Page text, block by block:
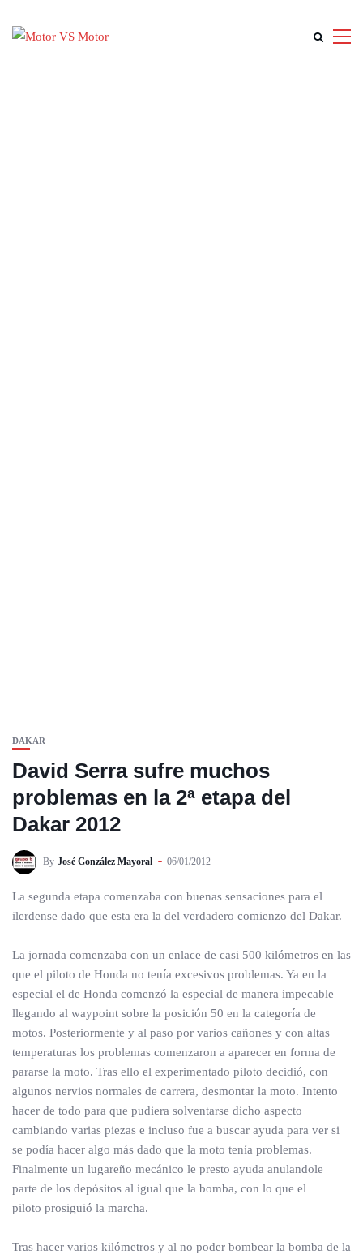
DAKAR
David Serra sufre muchos
problemas en la 2ª etapa del
Dakar 2012
By José González Mayoral 06/01/2012
La segunda etapa comenzaba con buenas sensaciones para el
ilerdense dado que esta era la del verdadero comienzo del Dakar.
La jornada comenzaba con un enlace de casi 500 kilómetros en las
que el piloto de Honda no tenía excesivos problemas. Ya en la
especial el de Honda comenzó la especial de manera impecable
llegando al waypoint sobre la posición 50 en la categoría de
motos. Posteriormente y al paso por varios cañones y con altas
temperaturas los problemas comenzaron a aparecer en forma de
pararse la moto. Tras ello el experimentado piloto decidió, con
algunos nervios normales de carrera, desmontar la moto. Intento
hacer de todo para que pudiera solventarse dicho aspecto
cambiando varias piezas e incluso fue a buscar ayuda para ver si
se podía hacer algo más dado que la moto tenía problemas.
Finalmente un lugareño mecánico le presto ayuda anulandole
parte de los depósitos al igual que la bomba, con lo que el
piloto prosiguió la marcha.
Tras hacer varios kilómetros y al no poder bombear la bomba de la